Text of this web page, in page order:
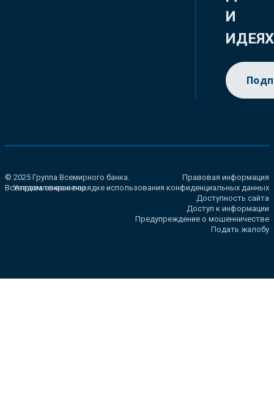
И
ИДЕЯХ
© 2025 Группа Всемирного банка.
Все права сохранены.
Правовая информация
Уведомление о порядке использования конфиденциальных данных
Доступность сайта
Доступ к информации
Предупреждение о мошенничестве
Подать жалобу